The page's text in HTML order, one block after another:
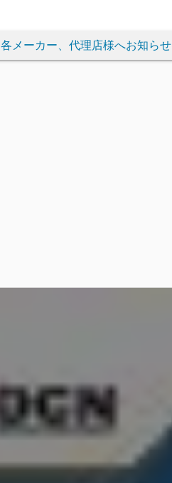
各メーカー、代理店様へお知らせ